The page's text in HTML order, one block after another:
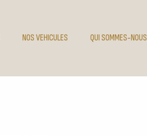
NOS VEHICULES QUI SOMMES-NOUS